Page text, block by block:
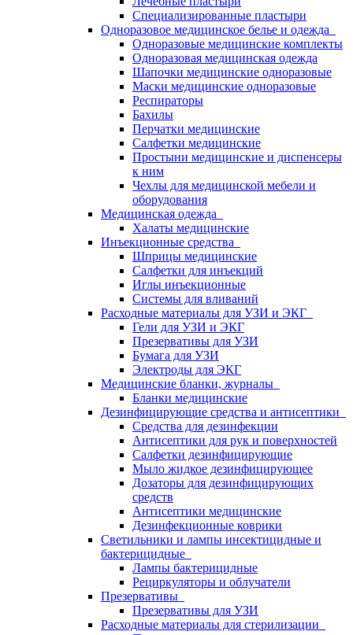
Специализированные пластыри
Одноразовое медицинское белье и одежда
Одноразовые медицинские комплекты
Одноразовая медицинская одежда
Шапочки медицинские одноразовые
Маски медицинские одноразовые
Респираторы
Бахилы
Перчатки медицинские
Салфетки медицинские
Простыни медицинские и диспенсеры
к ним
Чехлы для медицинской мебели и
оборудования
Медицинская одежда
Халаты медицинские
Инъекционные средства
Шприцы медицинские
Салфетки для инъекций
Иглы инъекционные
Системы для вливаний
Расходные материалы для УЗИ и ЭКГ
Гели для УЗИ и ЭКГ
Презервативы для УЗИ
Бумага для УЗИ
Электроды для ЭКГ
Медицинские бланки, журналы
Бланки медицинские
Дезинфицирующие средства и антисептики
Средства для дезинфекции
Антисептики для рук и поверхностей
Салфетки дезинфицирующие
Мыло жидкое дезинфицирующее
Дозаторы для дезинфицирующих
средств
Антисептики медицинские
Дезинфекционные коврики
Светильники и лампы инсектицидные и
бактерицидные
Лампы бактерицидные
Рециркуляторы и облучатели
Презервативы
Презервативы для УЗИ
Расходные материалы для стерилизации